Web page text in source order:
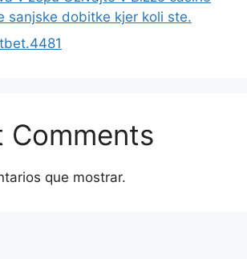
sanjske dobitke kjer koli ste.
Comments
que mostrar.